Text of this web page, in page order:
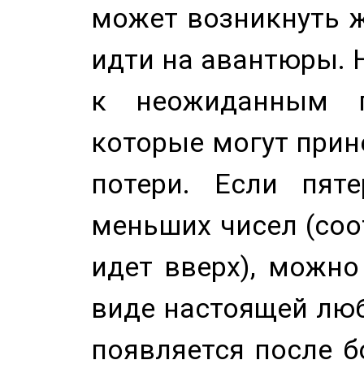
может возникнуть
идти на авантюры.
к неожиданным
которые могут
потери. Если
меньших чисел
идет вверх),
виде настоящей
появляется после